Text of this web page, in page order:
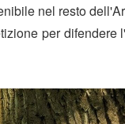
nel resto
per difendere